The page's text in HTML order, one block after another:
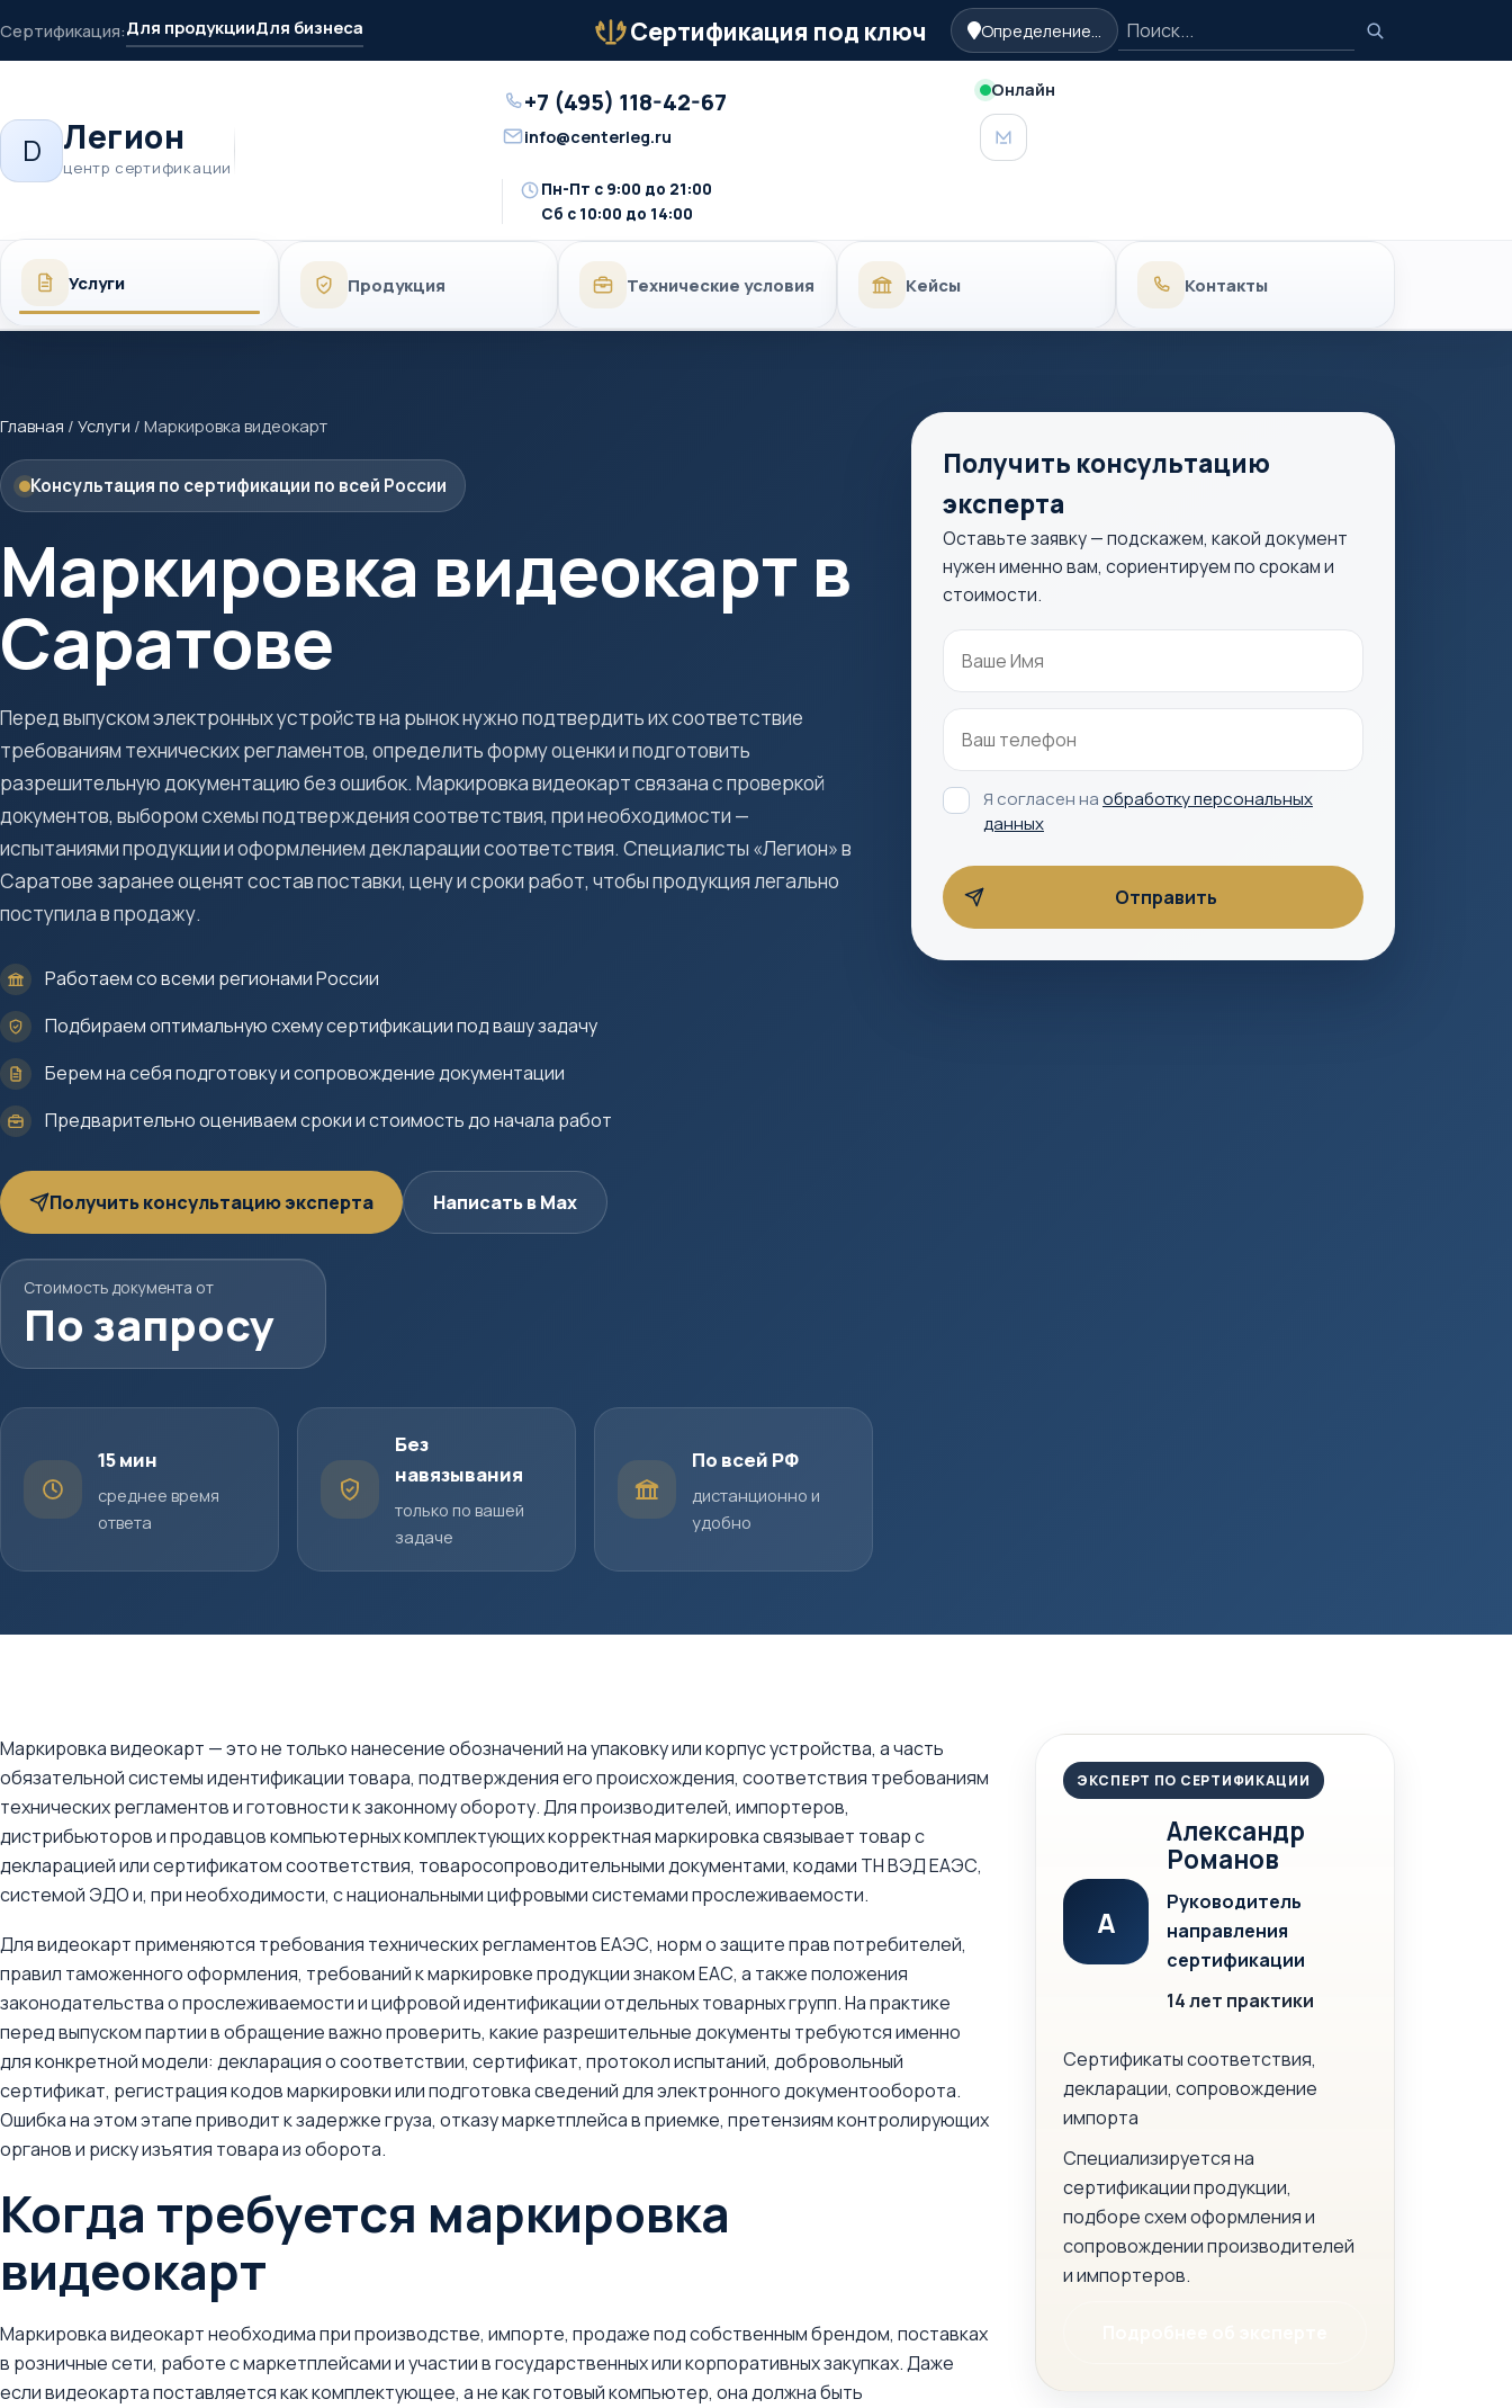
Сертификация:Для продукцииДля бизнеса
Бейдж
Сертификация под ключ Определение... Поиск
Поиск
D Легион
центр сертификации
Телефон
+7 (495) 118-42-67
Email
info@centerleg.ru
Онлайн
MAX
Время
работы
Пн-Пт с 9:00 до 21:00
Сб с 10:00 до 14:00
Услуги Продукция Технические условия Кейсы Контакты
Главная / Услуги / Маркировка видеокарт
Консультация по сертификации по всей России
Маркировка видеокарт в
Саратове
Перед выпуском электронных устройств на рынок нужно подтвердить их соответствие
требованиям технических регламентов, определить форму оценки и подготовить
разрешительную документацию без ошибок. Маркировка видеокарт связана с проверкой
документов, выбором схемы подтверждения соответствия, при необходимости —
испытаниями продукции и оформлением декларации соответствия. Специалисты «Легион» в
Саратове заранее оценят состав поставки, цену и сроки работ, чтобы продукция легально
поступила в продажу.
Работаем со всеми регионами России
Подбираем оптимальную схему сертификации под вашу задачу
Берем на себя подготовку и сопровождение документации
Предварительно оцениваем сроки и стоимость до начала работ
Получить консультацию эксперта Написать в Max
Стоимость документа от
По запросу
15 мин
среднее время
ответа
Без
навязывания
только по вашей
задаче
По всей РФ
дистанционно и
удобно
Получить консультацию
эксперта
Оставьте заявку — подскажем, какой документ
нужен именно вам, сориентируем по срокам и
стоимости.
Я согласен наобработку персональных
данных
Маркировка видеокарт — это не только нанесение обозначений на упаковку или корпус устройства, а часть
обязательной системы идентификации товара, подтверждения его происхождения, соответствия требованиям
технических регламентов и готовности к законному обороту. Для производителей, импортеров,
дистрибьюторов и продавцов компьютерных комплектующих корректная маркировка связывает товар с
декларацией или сертификатом соответствия, товаросопроводительными документами, кодами ТН ВЭД ЕАЭС,
системой ЭДО и, при необходимости, с национальными цифровыми системами прослеживаемости.
Для видеокарт применяются требования технических регламентов ЕАЭС, норм о защите прав потребителей,
правил таможенного оформления, требований к маркировке продукции знаком ЕАС, а также положения
законодательства о прослеживаемости и цифровой идентификации отдельных товарных групп. На практике
перед выпуском партии в обращение важно проверить, какие разрешительные документы требуются именно
для конкретной модели: декларация о соответствии, сертификат, протокол испытаний, добровольный
сертификат, регистрация кодов маркировки или подготовка сведений для электронного документооборота.
Ошибка на этом этапе приводит к задержке груза, отказу маркетплейса в приемке, претензиям контролирующих
органов и риску изъятия товара из оборота.
Когда требуется маркировка
видеокарт
Маркировка видеокарт необходима при производстве, импорте, продаже под собственным брендом, поставках
в розничные сети, работе с маркетплейсами и участии в государственных или корпоративных закупках. Даже
если видеокарта поставляется как комплектующее, а не как готовый компьютер, она должна быть
ЭКСПЕРТ ПО СЕРТИФИКАЦИИ
А
Александр
Романов
Руководитель
направления
сертификации
14 лет практики
Сертификаты соответствия,
декларации, сопровождение
импорта
Специализируется на
сертификации продукции,
подборе схем оформления и
сопровождении производителей
и импортеров.